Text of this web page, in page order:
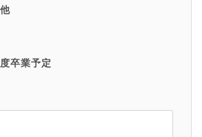
卒業予定